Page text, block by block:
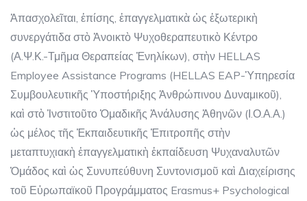
Ἀπασχολεῖται, ἐπίσης, ἐπαγγελματικὰ ὡς ἐξωτερικὴ
συνεργάτιδα στὸ Ἀνοικτὸ Ψυχοθεραπευτικὸ Κέντρο
(Α.Ψ.Κ.-Τμῆμα Θεραπείας Ἐνηλίκων), στὴν HELLAS
Employee Assistance Programs (HELLAS EAP-Ὑπηρεσία
Συμβουλευτικῆς Ὑποστήριξης Ἀνθρώπινου Δυναμικοῦ),
καὶ στὸ Ἰνστιτοῦτο Ὁμαδικῆς Ἀνάλυσης Ἀθηνῶν (Ι.Ο.Α.Α.)
ὡς μέλος τῆς Ἐκπαιδευτικῆς Ἐπιτροπῆς στὴν
μεταπτυχιακὴ ἐπαγγελματικὴ ἐκπαίδευση Ψυχαναλυτῶν
Ὁμάδος καὶ ὡς Συνυπεύθυνη Συντονισμοῦ καὶ Διαχείρισης
τοῦ Εὐρωπαϊκοῦ Προγράμματος Erasmus+ Psychological